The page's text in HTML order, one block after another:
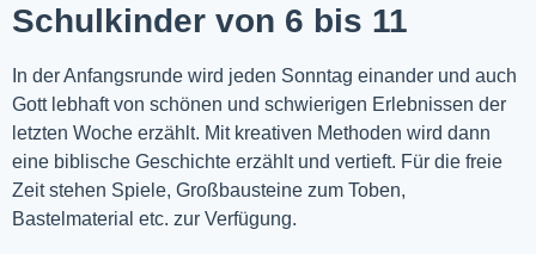
Schulkinder von 6 bis 11
In der Anfangsrunde wird jeden Sonntag einander und auch
Gott lebhaft von schönen und schwierigen Erlebnissen der
letzten Woche erzählt. Mit kreativen Methoden wird dann
eine biblische Geschichte erzählt und vertieft. Für die freie
Zeit stehen Spiele, Großbausteine zum Toben,
Bastelmaterial etc. zur Verfügung.